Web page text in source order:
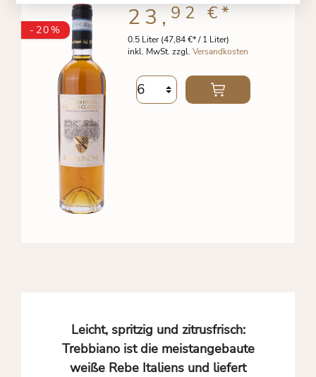
-20%
0.5 Liter(47,84 €* / 1 Liter)
inkl. MwSt. zzgl. Versandkosten
23, 92 €*
Leicht, spritzig und zitrusfrisch:
Trebbiano ist die meistangebaute
weiße Rebe Italiens und liefert